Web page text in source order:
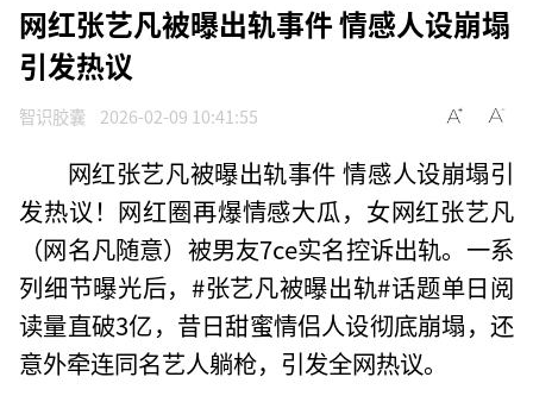
网红张艺凡被曝出轨事件 情感人设崩塌
引发热议
智识胶囊 2026-02-09 10:41:55
网红张艺凡被曝出轨事件 情感人设崩塌引
发热议！网红圈再爆情感大瓜，女网红张艺凡
（网名凡随意）被男友7ce实名控诉出轨。一系
列细节曝光后，#张艺凡被曝出轨#话题单日阅
读量直破3亿，昔日甜蜜情侣人设彻底崩塌，还
意外牵连同名艺人躺枪，引发全网热议。